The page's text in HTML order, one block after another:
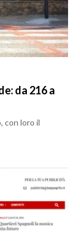
da 216 a
con loro il